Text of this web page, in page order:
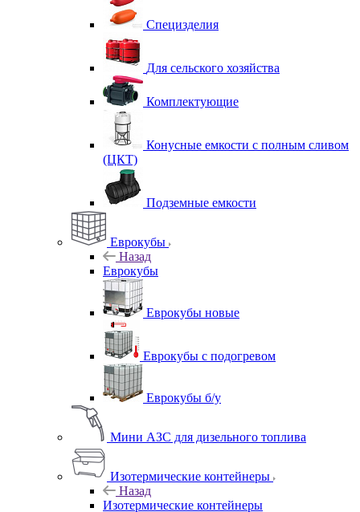
Специзделия
Для сельского хозяйства
Комплектующие
Конусные емкости с полным сливом
(ЦКТ)
Подземные емкости
Еврокубы
Назад
Еврокубы
Еврокубы новые
Еврокубы с подогревом
Еврокубы б/у
Мини АЗС для дизельного топлива
Изотермические контейнеры
Назад
Изотермические контейнеры